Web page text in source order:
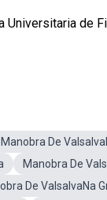
Universitaria de
Manobra De
Manobra De
De ValsalvaNa